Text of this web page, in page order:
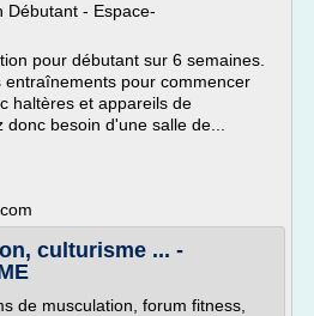
Débutant - Espace-
pour débutant sur 6 semaines.
pour commencer
haltères et appareils de
besoin d'une salle de...
culturisme ... -
de musculation, forum fitness,